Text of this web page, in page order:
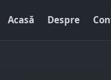
Acasă Despre